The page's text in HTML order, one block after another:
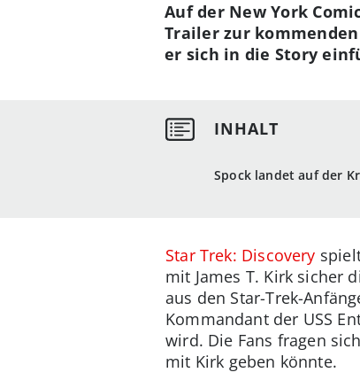
Spock landet auf der
Auf der New York
Trailer zur
er sich in die Story
Star Trek: Discovery
mit James T. Kirk sicher
aus den Star-Trek-
Kommandant der USS
wird. Die Fans fragen
mit Kirk geben könnte.